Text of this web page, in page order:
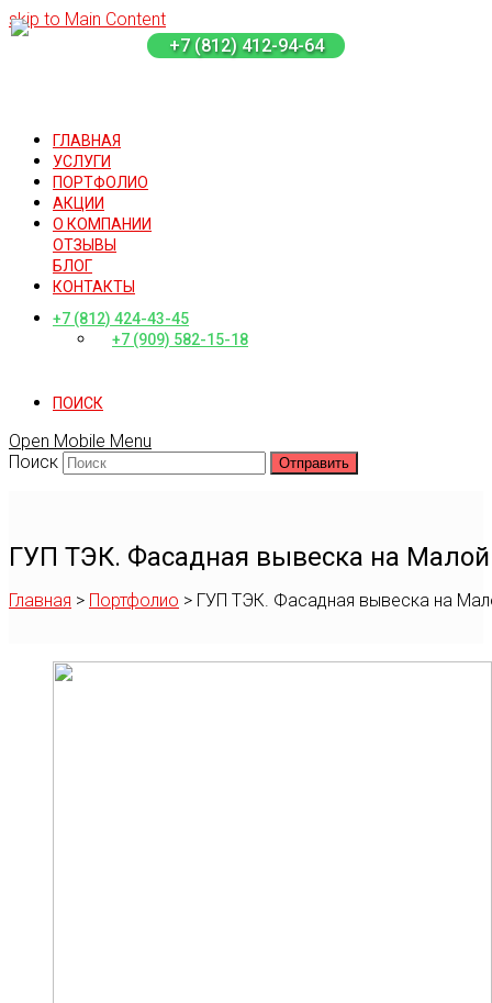
+7 (812) 412-94-64
skip to Main Content
ГЛАВНАЯ
УСЛУГИ
ПОРТФОЛИО
АКЦИИ
О КОМПАНИИ
ОТЗЫВЫ
БЛОГ
КОНТАКТЫ
+7 (812) 424-43-45
+7 (909) 582-15-18
ПОИСК
Open Mobile Menu
Поиск
Отправить
ГУП ТЭК. Фасадная вывеска на
Главная > Портфолио > ГУП ТЭК. Фасадная вывеска на